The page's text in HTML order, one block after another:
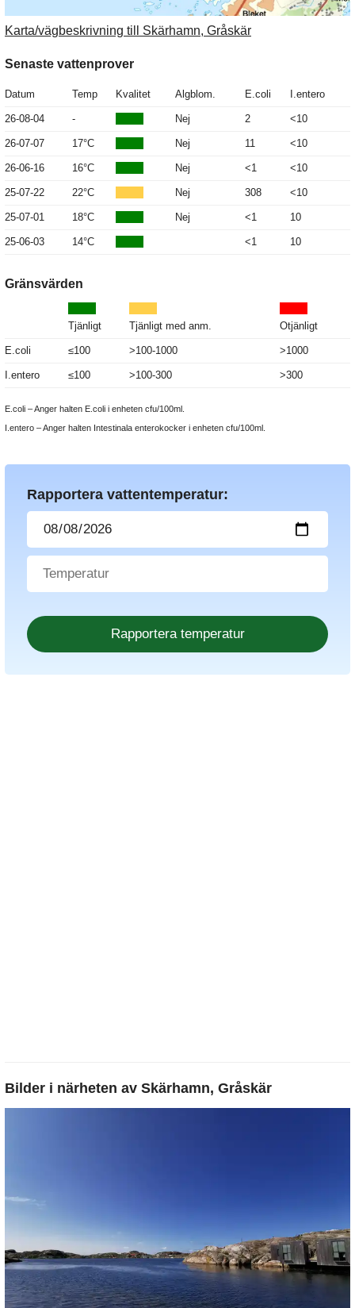
Karta/vägbeskrivning till Skärhamn, Gråskär
Senaste vattenprover
Datum Temp Kvalitet Algblom. E.coli I.entero
26-08-04 - Nej 2 <10
26-07-07 17°C Nej 11 <10
26-06-16 16°C Nej <1 <10
25-07-22 22°C Nej 308 <10
25-07-01 18°C Nej <1 10
25-06-03 14°C <1 10
Gränsvärden
Tjänligt Tjänligt med anm. Otjänligt
E.coli ≤100 >100-1000 >1000
I.entero ≤100 >100-300 >300
E.coli – Anger halten E.coli i enheten cfu/100ml.
I.entero – Anger halten Intestinala enterokocker i enheten cfu/100ml.
Rapportera vattentemperatur:
Bilder i närheten av Skärhamn, Gråskär